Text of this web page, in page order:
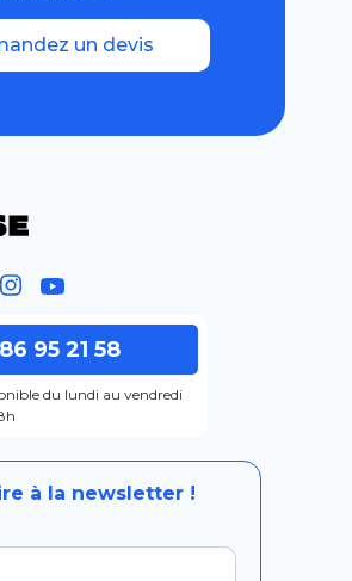
un devis
95 21 58
du lundi au vendredi
à la newsletter !